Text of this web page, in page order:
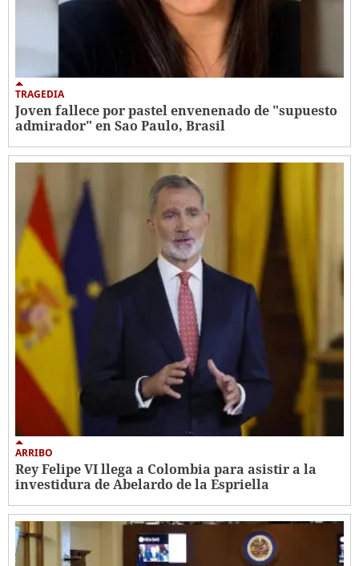
TRAGEDIA
Joven fallece por pastel envenenado de "supuesto
admirador" en Sao Paulo, Brasil
ARRIBO
Rey Felipe VI llega a Colombia para asistir a la
investidura de Abelardo de la Espriella